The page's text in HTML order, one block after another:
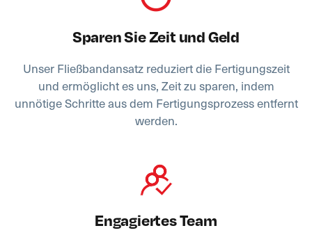
Sparen Sie Zeit und Geld
Unser Fließbandansatz reduziert die Fertigungszeit
und ermöglicht es uns, Zeit zu sparen, indem
unnötige Schritte aus dem Fertigungsprozess entfernt
werden.
Engagiertes Team